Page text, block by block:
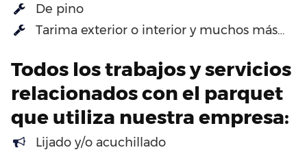
De pino
Tarima exterior o interior y muchos más…
Todos los trabajos y servicios
relacionados con el parquet
que utiliza nuestra empresa:
Lijado y/o acuchillado